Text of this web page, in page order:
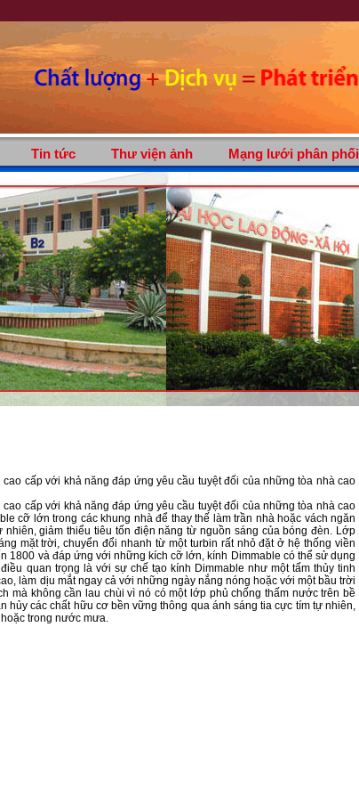
Tin tức Thư viện ảnh Mạng lưới phân phối
cấp với khả năng đáp ứng yêu cầu tuyệt đối của những tòa nhà cao
cấp với khả năng đáp ứng yêu cầu tuyệt đối của những tòa nhà cao
cỡ lớn trong các khung nhà để thay thế làm trần nhà hoặc vách ngăn
giảm thiểu tiêu tốn điện năng từ nguồn sáng của bóng đèn. Lớp
mặt trời, chuyển đổi nhanh từ một turbin rất nhỏ đặt ở hệ thống viền
1800 và đáp ứng với những kích cỡ lớn, kính Dimmable có thể sử dụng
quan trọng là với sự chế tạo kính Dimmable như một tấm thủy tinh
làm dịu mắt ngay cả với những ngày nắng nóng hoặc với một bầu trời
mà không cần lau chùi vì nó có một lớp phủ chống thấm nước trên bề
hủy các chất hữu cơ bền vững thông qua ánh sáng tia cực tím tự nhiên,
trong nước mưa.